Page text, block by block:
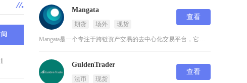
Mangata
期货 场外 现货
查看
Mangata是一个专注于跨链资产交易的去中心化交易平台，它在数字货币领域提供了一种创新的
GuldenTrader
法币 现货
查看